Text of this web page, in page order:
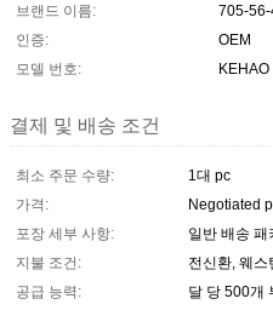
브랜드 이름:
705-
인증:
OEM
모델 번호:
KEHAO
결제 및 배송 조건
최소 주문 수량:
1대 pc
가격:
Negotiated
포장 세부 사항:
일반 배송 패
지불 조건:
전신환, 웨스
공급 능력:
달 당 500개